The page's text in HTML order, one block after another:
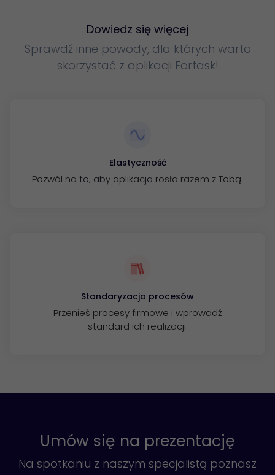
Dowiedz się więcej
Sprawdź inne powody, dla których warto
skorzystać z aplikacji Fortask!
Standaryzacja procesów
Przenieś procesy firmowe i wprowadź
standard ich realizacji.
Elastyczność
Pozwól na to, aby aplikacja rosła razem z Tobą.
Umów się na prezentację
Na spotkaniu z naszym specjalistą poznasz